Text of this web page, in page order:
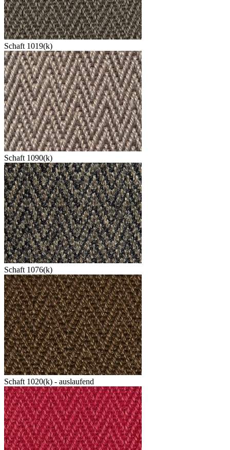
Schaft 1019(k)
Schaft 1090(k)
Schaft 1076(k)
Schaft 1020(k) - auslaufend